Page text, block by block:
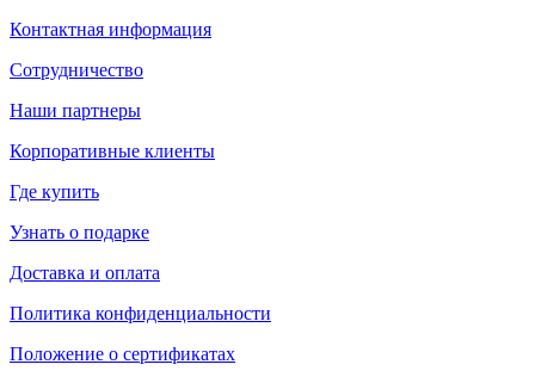
Контактная информация
Сотрудничество
Наши партнеры
Корпоративные клиенты
Где купить
Узнать о подарке
Доставка и оплата
Политика конфиденциальности
Положение о сертификатах